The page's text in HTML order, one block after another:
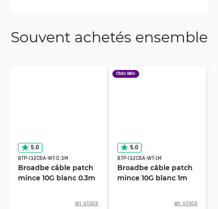
Souvent achetés ensemble
5.0
BTP-I32C6A-WT-0.3M
Broadbe câble patch
mince 10G blanc 0.3m
en stock
Choix Getic
5.0
BTP-I32C6A-WT-1M
Broadbe câble patch
mince 10G blanc 1m
en stock